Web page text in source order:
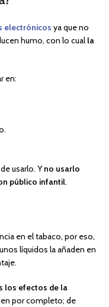
electrónicos ya que no
humo, con lo cual la
en:
usarlo. Yno usarlo
público infantil.
en el tabaco, por eso,
líquidos la añaden en
los efectos de la
por completo; de